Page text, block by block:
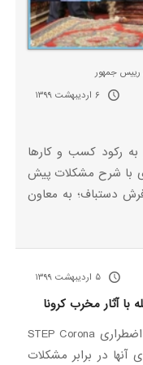
جمهور
۶ اردیبهشت ۱۳۹۹
کوید ۱۹ که منجر به رکود کسب و کارها
با شرح مشکلات پیش
دستباف؛ به معاون
۵ اردیبهشت ۱۳۹۹
با آثار مخرب کرونا
سازمان غیر انتفاعیLabel STEP صندوق اضطراری STEP Corona
آنها در برابر مشکلات